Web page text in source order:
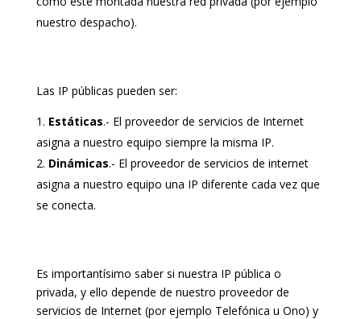
nuestro despacho).
Las IP públicas pueden ser:
Estáticas.- El proveedor de servicios de Internet
asigna a nuestro equipo siempre la misma IP.
Dinámicas.- El proveedor de servicios de internet
asigna a nuestro equipo una IP diferente cada vez que
se conecta.
Es importantísimo saber si nuestra IP pública o
privada, y ello depende de nuestro proveedor de
servicios de Internet (por ejemplo Telefónica u Ono) y